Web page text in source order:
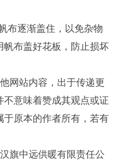
逐渐盖住，以免杂物
帆布盖好花板，防止损坏
站内容，出于传递更
不意味着赞成其观点或证
于原本的作者所有，若有
中远供暖有限责任公